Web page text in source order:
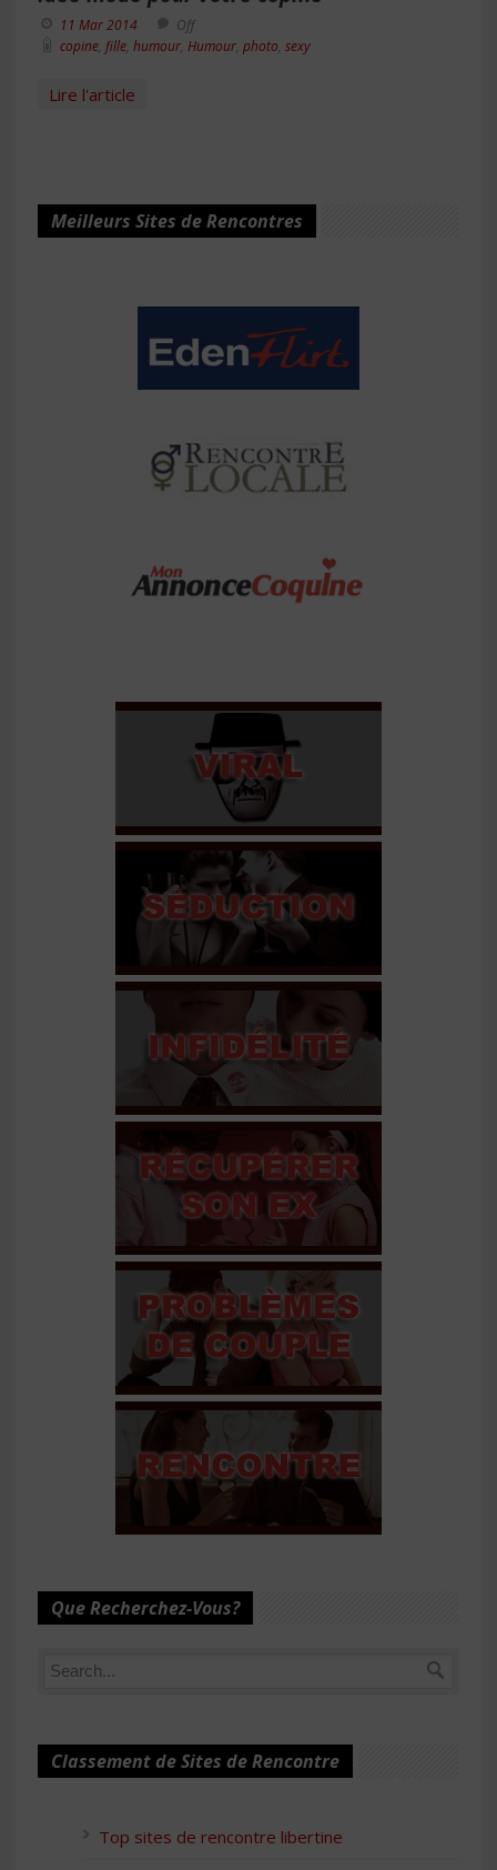
11 Mar 2014
Off
copine fille humour Humour photo sexy
Lire l'article
Meilleurs Sites de Rencontres
Que Recherchez-Vous?
Classement de Sites de Rencontre
Top sites de rencontre libertine